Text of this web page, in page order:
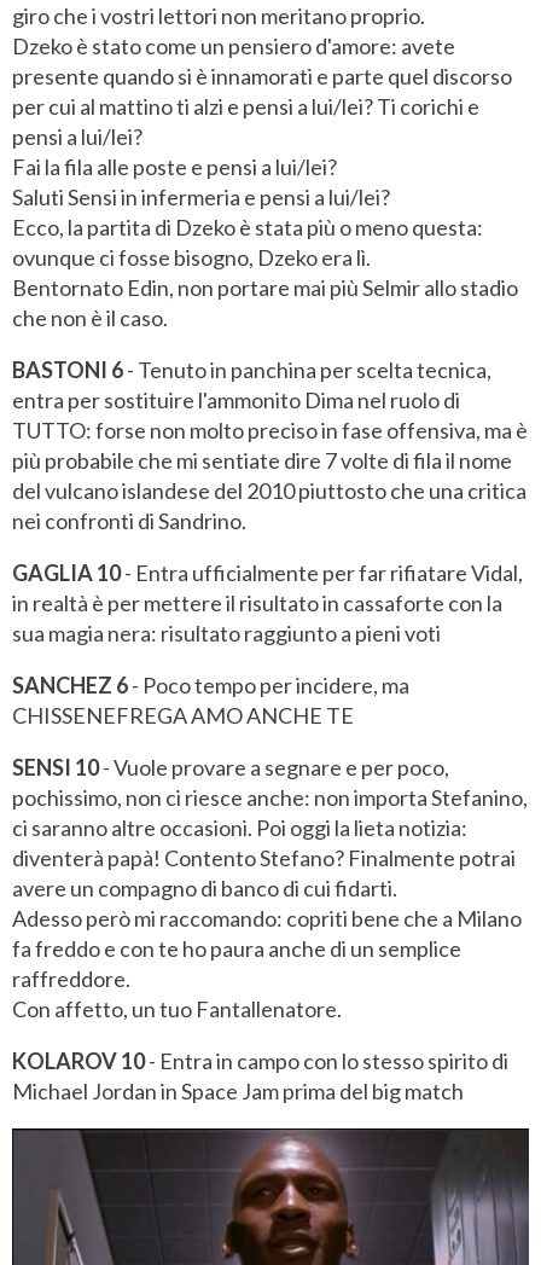
giro che i vostri lettori non meritano proprio.
Dzeko è stato come un pensiero d'amore: avete
presente quando si è innamorati e parte quel discorso
per cui al mattino ti alzi e pensi a lui/lei? Ti corichi e
pensi a lui/lei?
Fai la fila alle poste e pensi a lui/lei?
Saluti Sensi in infermeria e pensi a lui/lei?
Ecco, la partita di Dzeko è stata più o meno questa:
ovunque ci fosse bisogno, Dzeko era lì.
Bentornato Edin, non portare mai più Selmir allo stadio
che non è il caso.
BASTONI 6- Tenuto in panchina per scelta tecnica,
entra per sostituire l'ammonito Dima nel ruolo di
TUTTO: forse non molto preciso in fase offensiva, ma è
più probabile che mi sentiate dire 7 volte di fila il nome
del vulcano islandese del 2010 piuttosto che una critica
nei confronti di Sandrino.
GAGLIA 10- Entra ufficialmente per far rifiatare Vidal,
in realtà è per mettere il risultato in cassaforte con la
sua magia nera: risultato raggiunto a pieni voti
SANCHEZ 6- Poco tempo per incidere, ma
CHISSENEFREGA AMO ANCHE TE
SENSI 10- Vuole provare a segnare e per poco,
pochissimo, non ci riesce anche: non importa Stefanino,
ci saranno altre occasioni. Poi oggi la lieta notizia:
diventerà papà! Contento Stefano? Finalmente potrai
avere un compagno di banco di cui fidarti.
Adesso però mi raccomando: copriti bene che a Milano
fa freddo e con te ho paura anche di un semplice
raffreddore.
Con affetto, un tuo Fantallenatore.
KOLAROV 10- Entra in campo con lo stesso spirito di
Michael Jordan in Space Jam prima del big match